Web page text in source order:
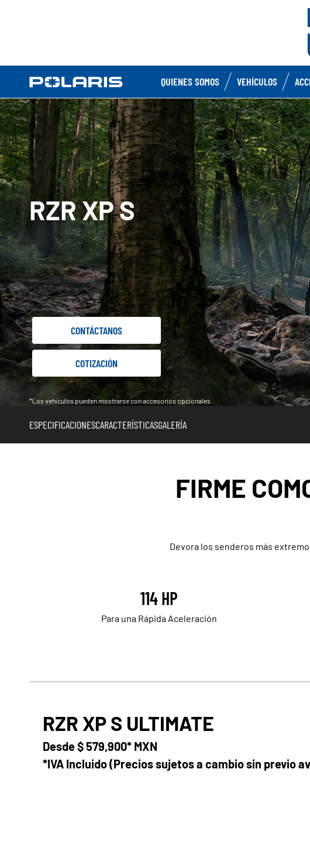
QUIENES SOMOS VEHÍCULOS
RZR XP S
CONTÁCTANOS
COTIZACIÓN
*Los vehículos pueden mostrarse con accesorios opcionales.
ESPECIFICACIONESCARACTERÍSTICASGALERÍA
FIRME
Devora los senderos más
114 HP
Para una Rápida Aceleración
RZR XP S ULTIMATE
Desde$ 579,900* MXN
*IVA Incluido (Precios sujetos a cambio sin previo